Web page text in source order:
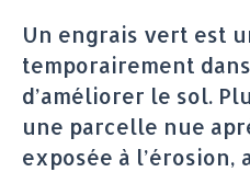
Un engrais vert est
temporairement
d’améliorer le sol.
une parcelle nue
exposée à l’érosion,